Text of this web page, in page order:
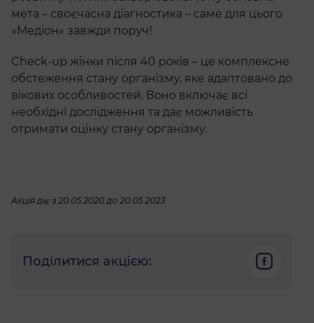
мета – своєчасна діагностика – саме для цього
«Медіон» завжди поруч!
Check-up жінки після 40 років – це комплексне
обстеження стану організму, яке адаптовано до
вікових особливостей. Воно включає всі
необхідні дослідження та дає можливість
отримати оцінку стану організму.
Акція діє з 20.05.2020 до 20.05.2023
Поділитися акцією: